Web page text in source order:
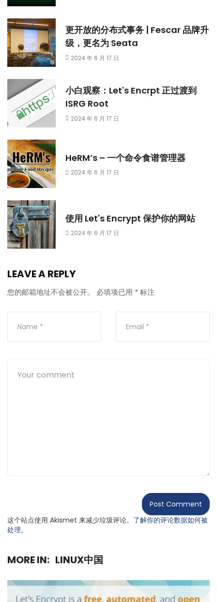
更开放的分布式事务 | Fescar 品牌升
级，更名为 Seata
2024 年 6 月 17 日
小白观察：Let's Encrpt 正过渡到
ISRG Root
2024 年 6 月 17 日
HeRM’s – 一个命令食谱管理器
2024 年 6 月 17 日
使用 Let's Encrypt 保护你的网站
2024 年 6 月 17 日
LEAVE A REPLY
您的邮箱地址不会被公开。 必填项已用 * 标注
这个站点使用 Akismet 来减少垃圾评论。 了解你的评论数据如何被
处理。
MORE IN: LINUX中国